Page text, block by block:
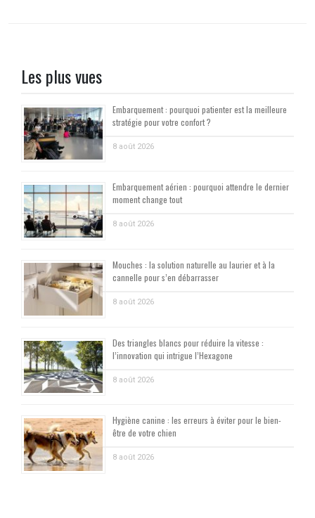
Les plus vues
Embarquement : pourquoi patienter est la meilleure
stratégie pour votre confort ?
8 août 2026
Embarquement aérien : pourquoi attendre le dernier
moment change tout
8 août 2026
Mouches : la solution naturelle au laurier et à la
cannelle pour s’en débarrasser
8 août 2026
Des triangles blancs pour réduire la vitesse :
l’innovation qui intrigue l’Hexagone
8 août 2026
Hygiène canine : les erreurs à éviter pour le bien-
être de votre chien
8 août 2026